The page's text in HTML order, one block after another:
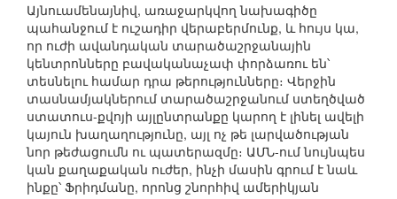
Այնուամենայնիվ, առաջարկվող նախագիծը
պահանջում է ուշադիր վերաբերմունք, և հույս կա,
որ ուժի ավանդական տարածաշրջանային
կենտրոնները բավականաչափ փորձառու են՝
տեսնելու համար դրա թերությունները։ Վերջին
տասնամյակներում տարածաշրջանում ստեղծված
ստատուս-քվոյի այլընտրանքը կարող է լինել ավելի
կայուն խաղաղությունը, այլ ոչ թե լարվածության
նոր թեժացումն ու պատերազմը։ ԱՄՆ-ում նույնպես
կան քաղաքական ուժեր, ինչի մասին գրում է նաև
ինքը՝ Ֆրիդմանը, որոնց շնորհիվ ամերիկյան